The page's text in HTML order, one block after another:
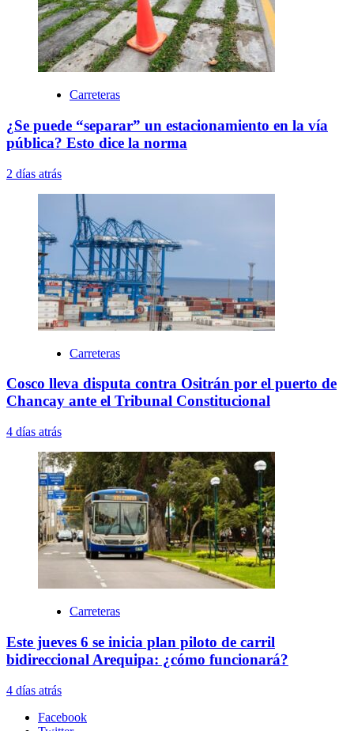
Carreteras
¿Se puede “separar” un estacionamiento en la vía
pública? Esto dice la norma
2 días atrás
Carreteras
Cosco lleva disputa contra Ositrán por el puerto de
Chancay ante el Tribunal Constitucional
4 días atrás
Carreteras
Este jueves 6 se inicia plan piloto de carril
bidireccional Arequipa: ¿cómo funcionará?
4 días atrás
Facebook